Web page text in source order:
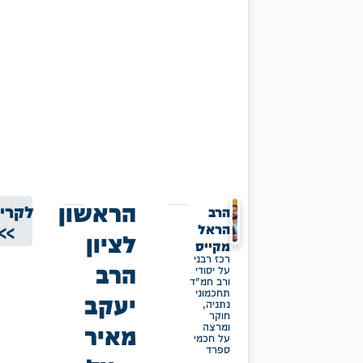
הרב
הראל
מקייס
רכז רבני
על יסודי
ורב חמ"ד
תחכמוני
נתניה,
חוקר
ומרצה
על חכמי
ספרד
הראשון
לציון
הרב
יעקב
מאיר